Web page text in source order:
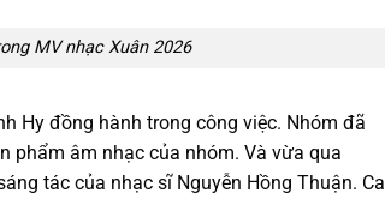
MV nhạc Xuân 2026
Hy đồng hành trong công việc. Nhóm đã
phẩm âm nhạc của nhóm. Và vừa qua
tác của nhạc sĩ Nguyễn Hồng Thuận. Ca